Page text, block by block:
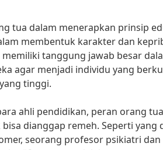
tua dalam menerapkan prinsip
membentuk karakter dan
tanggung jawab besar
agar menjadi individu yang
tinggi.
ahli pendidikan, peran orang
dianggap remeh. Seperti yang
seorang profesor psikiatri